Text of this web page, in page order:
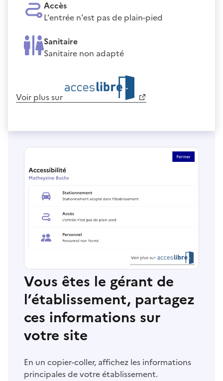
Accès
L'entrée n'est pas de plain-pied
Sanitaire
Sanitaire non adapté
Voir plus sur
Vous êtes le gérant de
l’établissement, partagez
ces informations sur
votre site
En un copier-coller, affichez les informations
principales de votre établissement.